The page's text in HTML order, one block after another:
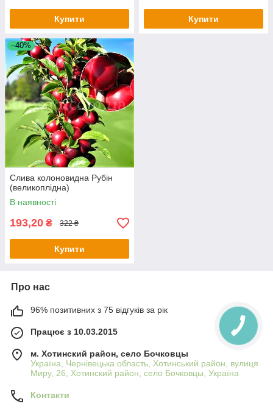
Купити Купити
–40%
Слива колоновидна Рубін
(великоплідна)
В наявності
193,20 ₴ 322 ₴
Купити
Про нас
96% позитивних з 75 відгуків за рік
Працює з 10.03.2015
м. Хотинский район, село Бочковцы
Україна, Чернівецька область, Хотинський район, вулиця
Миру, 26, Хотинский район, село Бочковцы, Україна
Контакти